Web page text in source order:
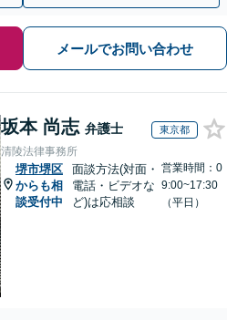
メールでお問い合わせ
坂本 尚志 弁護士 東京都
清陵法律事務所
堺市堺区
からも相
談受付中
面談方法(対面・
電話・ビデオな
ど)は応相談
営業時間：0
9:00~17:30
（平日）